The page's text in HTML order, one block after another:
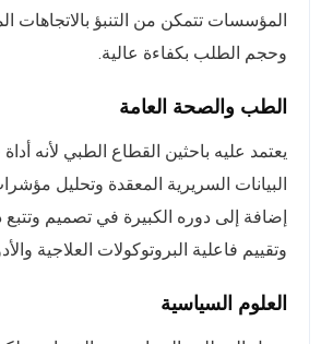
المؤسسات تتمكن من التنبؤ بالاتجاهات
وحجم الطلب بكفاءة عالية.
الطب والصحة العامة
يعتمد عليه باحثين القطاع الطبي لأنه
البيانات السريرية المعقدة وتحليل
إضافة إلى دوره الكبيرة في تصميم وتتبع
وتقييم فاعلية البروتوكولات العلاجية
العلوم السياسية